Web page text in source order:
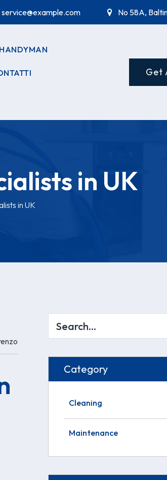
service@example.com No 58A,
Get
in UK
in UK
Category
Cleaning
Maintenance